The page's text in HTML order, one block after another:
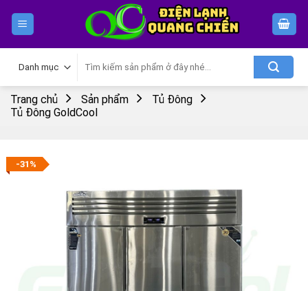
kiếm:
Trang chủ Sản phẩm
Tủ Đông
Tủ Đông GoldCool
-31%